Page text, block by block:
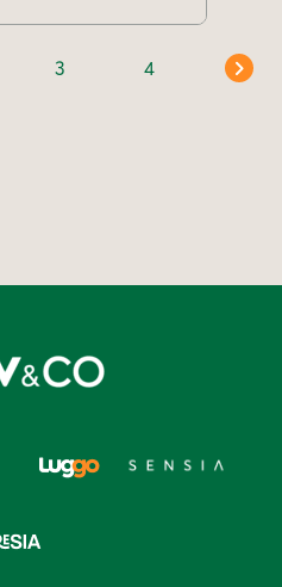
3 4